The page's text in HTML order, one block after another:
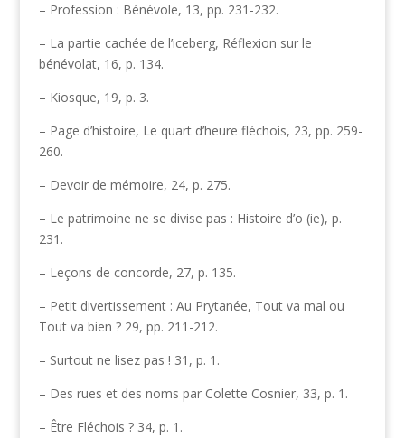
– Profession : Bénévole, 13, pp. 231-232.
– La partie cachée de l’iceberg, Réflexion sur le
bénévolat, 16, p. 134.
– Kiosque, 19, p. 3.
– Page d’histoire, Le quart d’heure fléchois, 23, pp. 259-
260.
– Devoir de mémoire, 24, p. 275.
– Le patrimoine ne se divise pas : Histoire d’o (ie), p.
231.
– Leçons de concorde, 27, p. 135.
– Petit divertissement : Au Prytanée, Tout va mal ou
Tout va bien ? 29, pp. 211-212.
– Surtout ne lisez pas ! 31, p. 1.
– Des rues et des noms par Colette Cosnier, 33, p. 1.
– Être Fléchois ? 34, p. 1.